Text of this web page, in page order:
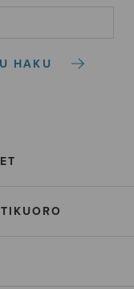
HAKU